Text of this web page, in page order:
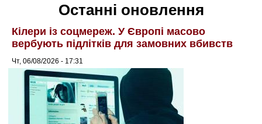
Останні оновлення
Кілери із соцмереж. У Європі масово
вербують підлітків для замовних вбивств
Чт, 06/08/2026 - 17:31